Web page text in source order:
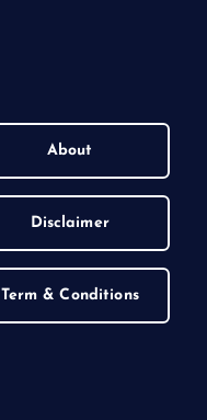
About
Disclaimer
Term & Conditions